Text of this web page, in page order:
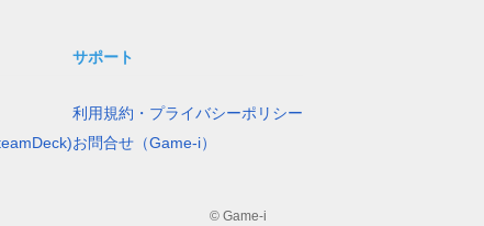
サポート
利用規約・プライバシーポリシー
お問合せ（Game-i）
© Game-i